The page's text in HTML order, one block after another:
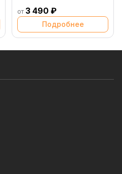
от 3 490 ₽
Подробнее